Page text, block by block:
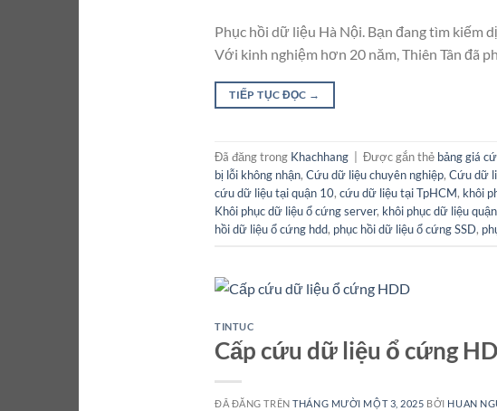
Phục hồi dữ liệu Hà Nội. Bạn đang tìm kiếm
Với kinh nghiệm hơn 20 năm, Thiên Tân đã
TIẾP TỤC ĐỌC →
Đã đăng trong Khachhang Được gắn thẻ bảng giá
bị lỗi không nhận, Cứu dữ liệu chuyên nghiệp, Cứu dữ
cứu dữ liệu tại quận 10, cứu dữ liệu tại TpHCM, khôi
Khôi phục dữ liệu ổ cứng server, khôi phục dữ liệu
hồi dữ liệu ổ cứng hdd, phục hồi dữ liệu ổ cứng SSD,
TINTUC
Cấp cứu dữ liệu ổ cứng
ĐÃ ĐĂNG TRÊNTHÁNG MƯỜI MỘT 3, 2025 BỞI HUAN